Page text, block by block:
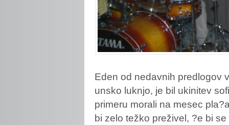
Eden od nedavnih predlogov
unsko luknjo, je bil ukinitev
primeru morali na mesec
bi zelo težko preživel, ?e bi